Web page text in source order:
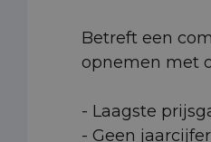
Betreft een
opnemen met
- Laagste
- Geen